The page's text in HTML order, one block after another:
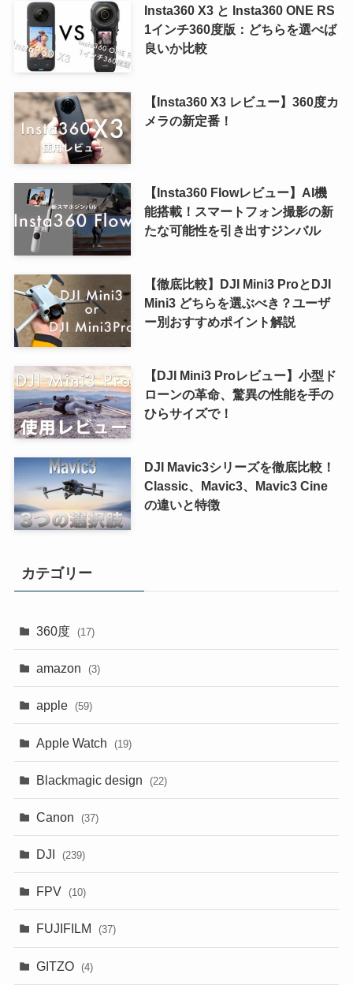
Insta360 X3 と Insta360 ONE RS
1インチ360度版：どちらを選べば
良いか比較
【Insta360 X3 レビュー】360度カ
メラの新定番！
【Insta360 Flowレビュー】AI機
能搭載！スマートフォン撮影の新
たな可能性を引き出すジンバル
【徹底比較】DJI Mini3 ProとDJI
Mini3 どちらを選ぶべき？ユーザ
ー別おすすめポイント解説
【DJI Mini3 Proレビュー】小型ド
ローンの革命、驚異の性能を手の
ひらサイズで！
DJI Mavic3シリーズを徹底比較！
Classic、Mavic3、Mavic3 Cine
の違いと特徴
カテゴリー
360度 (17)
amazon (3)
apple (59)
Apple Watch (19)
Blackmagic design (22)
Canon (37)
DJI (239)
FPV (10)
FUJIFILM (37)
GITZO (4)